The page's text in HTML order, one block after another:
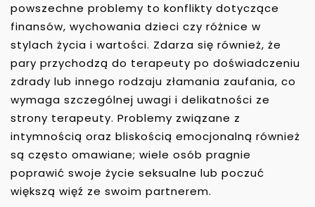
powszechne problemy to konflikty dotyczące
finansów, wychowania dzieci czy różnice w
stylach życia i wartości. Zdarza się również, że
pary przychodzą do terapeuty po doświadczeniu
zdrady lub innego rodzaju złamania zaufania, co
wymaga szczególnej uwagi i delikatności ze
strony terapeuty. Problemy związane z
intymnością oraz bliskością emocjonalną również
są często omawiane; wiele osób pragnie
poprawić swoje życie seksualne lub poczuć
większą więź ze swoim partnerem.